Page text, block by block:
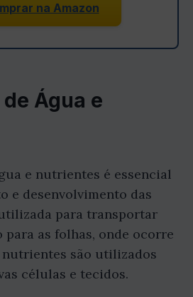
na Amazon
Água e
e nutrientes é essencial
e desenvolvimento das
para transportar
as folhas, onde ocorre
nutrientes são utilizados
células e tecidos.